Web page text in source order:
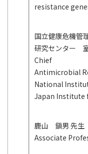
resistance
国立健康危機管
研究センター
Chief
Antimicrobial
National
Japan Institute
鹿山 鎭男 先生
Associate